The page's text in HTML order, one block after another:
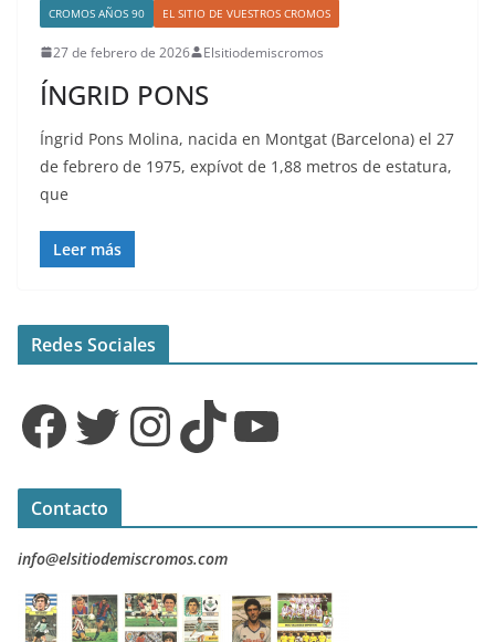
CROMOS AÑOS 90 EL SITIO DE VUESTROS CROMOS
27 de febrero de 2026 Elsitiodemiscromos
ÍNGRID PONS
Íngrid Pons Molina, nacida en Montgat (Barcelona) el 27
de febrero de 1975, expívot de 1,88 metros de estatura,
que
Leer más
Redes Sociales
Facebook Twitter InstagramTikTok YouTube
Contacto
info@elsitiodemiscromos.com